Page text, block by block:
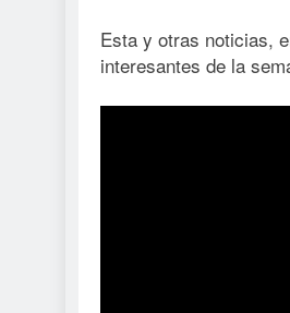
Esta y otras noticias,
interesantes de la